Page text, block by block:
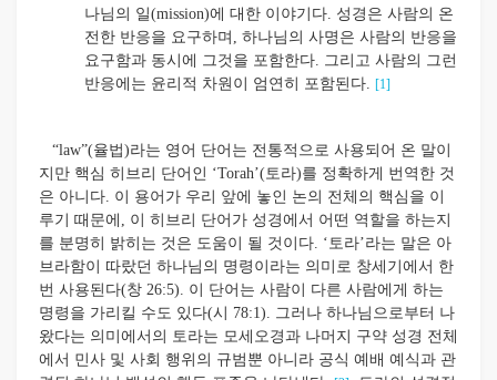
나님의 일(mission)에 대한 이야기다. 성경은 사람의 온
전한 반응을 요구하며, 하나님의 사명은 사람의 반응을
요구함과 동시에 그것을 포함한다. 그리고 사람의 그런
반응에는 윤리적 차원이 엄연히 포함된다. [1]
“law”(율법)라는 영어 단어는 전통적으로 사용되어 온 말이
지만 핵심 히브리 단어인 ‘Torah’(토라)를 정확하게 번역한 것
은 아니다. 이 용어가 우리 앞에 놓인 논의 전체의 핵심을 이
루기 때문에, 이 히브리 단어가 성경에서 어떤 역할을 하는지
를 분명히 밝히는 것은 도움이 될 것이다. ‘토라’라는 말은 아
브라함이 따랐던 하나님의 명령이라는 의미로 창세기에서 한
번 사용된다(창 26:5). 이 단어는 사람이 다른 사람에게 하는
명령을 가리킬 수도 있다(시 78:1). 그러나 하나님으로부터 나
왔다는 의미에서의 토라는 모세오경과 나머지 구약 성경 전체
에서 민사 및 사회 행위의 규범뿐 아니라 공식 예배 예식과 관